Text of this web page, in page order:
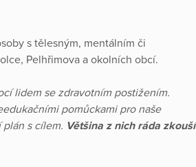
s tělesným, mentálním či
Pelhřimova a okolních obcí.
lidem se zdravotním postižením.
pomůckami pro naše
s cílem. Většina z nich ráda zkouší